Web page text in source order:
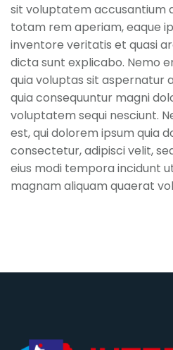
sit voluptatem accusantium
totam rem aperiam, eaque
inventore veritatis et quasi
dicta sunt explicabo. Nemo
quia voluptas sit aspernatur
quia consequuntur magni
voluptatem sequi nesciunt.
est, qui dolorem ipsum quia
consectetur, adipisci velit,
eius modi tempora incidunt
magnam aliquam quaerat